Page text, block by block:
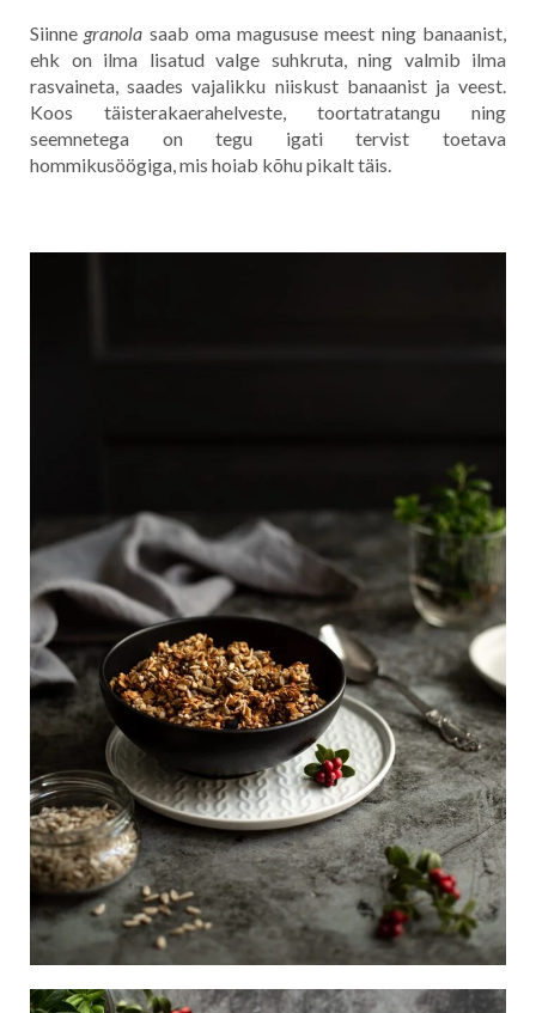
Siinne granola saab oma magususe meest ning banaanist,
ehk on ilma lisatud valge suhkruta, ning valmib ilma
rasvaineta, saades vajalikku niiskust banaanist ja veest.
Koos täisterakaerahelveste, toortatratangu ning
seemnetega on tegu igati tervist toetava
hommikusöögiga, mis hoiab kõhu pikalt täis.